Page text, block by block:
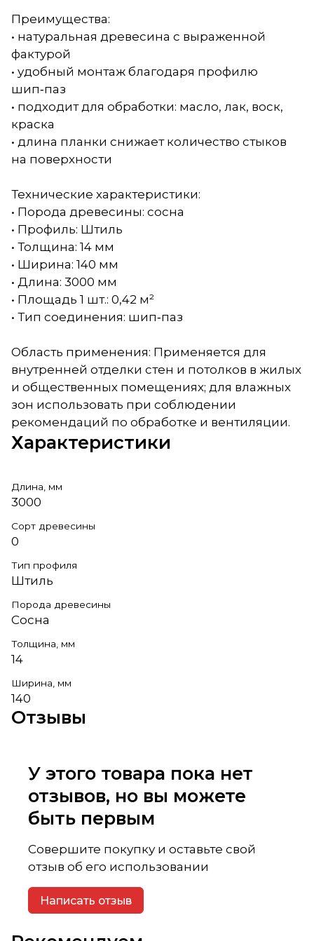
Преимущества:
• натуральная древесина с выраженной
фактурой
• удобный монтаж благодаря профилю
шип‑паз
• подходит для обработки: масло, лак, воск,
краска
• длина планки снижает количество стыков
на поверхности
Технические характеристики:
• Порода древесины: сосна
• Профиль: Штиль
• Толщина: 14 мм
• Ширина: 140 мм
• Длина: 3000 мм
• Площадь 1 шт.: 0,42 м²
• Тип соединения: шип‑паз
Область применения: Применяется для
внутренней отделки стен и потолков в жилых
и общественных помещениях; для влажных
зон использовать при соблюдении
рекомендаций по обработке и вентиляции.
Характеристики
Длина, мм
3000
Сорт древесины
0
Тип профиля
Штиль
Порода древесины
Сосна
Толщина, мм
14
Ширина, мм
140
Отзывы
У этого товара пока нет
отзывов, но вы можете
быть первым
Совершите покупку и оставьте свой
отзыв об его использовании
Написать отзыв